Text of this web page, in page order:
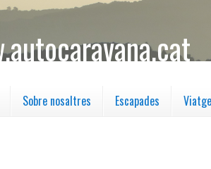
Sobre nosaltres Escapades